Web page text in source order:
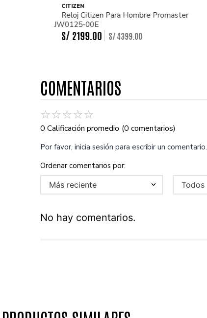
CITIZEN
Reloj Citizen Para Hombre Promaster
JW0125-00E
S/ 2199.00 S/4399.00
COMENTARIOS
☆☆☆☆☆
0 Calificación promedio (0 comentarios)
Por favor, inicia sesión para escribir un comentario.
Más reciente Todos
No hay comentarios.